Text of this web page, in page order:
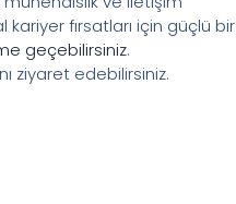
fırsatları için güçlü bir
geçebilirsiniz.
ziyaret edebilirsiniz.